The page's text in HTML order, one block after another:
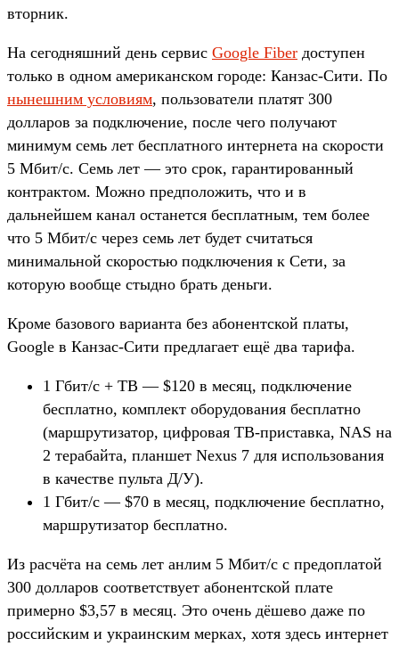
вторник.
На сегодняшний день сервис Google Fiber доступен
только в одном американском городе: Канзас-Сити. По
нынешним условиям, пользователи платят 300
долларов за подключение, после чего получают
минимум семь лет бесплатного интернета на скорости
5 Мбит/с. Семь лет — это срок, гарантированный
контрактом. Можно предположить, что и в
дальнейшем канал останется бесплатным, тем более
что 5 Мбит/с через семь лет будет считаться
минимальной скоростью подключения к Сети, за
которую вообще стыдно брать деньги.
Кроме базового варианта без абонентской платы,
Google в Канзас-Сити предлагает ещё два тарифа.
1 Гбит/с + ТВ — $120 в месяц, подключение
бесплатно, комплект оборудования бесплатно
(маршрутизатор, цифровая ТВ-приставка, NAS на
2 терабайта, планшет Nexus 7 для использования
в качестве пульта Д/У).
1 Гбит/с — $70 в месяц, подключение бесплатно,
маршрутизатор бесплатно.
Из расчёта на семь лет анлим 5 Мбит/с с предоплатой
300 долларов соответствует абонентской плате
примерно $3,57 в месяц. Это очень дёшево даже по
российским и украинским мерках, хотя здесь интернет